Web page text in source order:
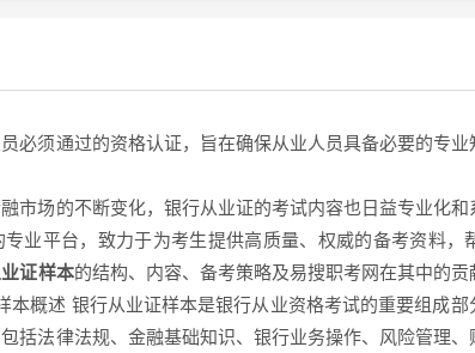
必须通过的资格认证，旨在确保从业人员具备必要的专
市场的不断变化，银行从业证的考试内容也日益专业化
专业平台，致力于为考生提供高质量、权威的备考资料，
证样本的结构、内容、备考策略及易搜职考网在其中的
本概述 银行从业证样本是银行从业资格考试的重要组成
括法律法规、金融基础知识、银行业务操作、风险管理